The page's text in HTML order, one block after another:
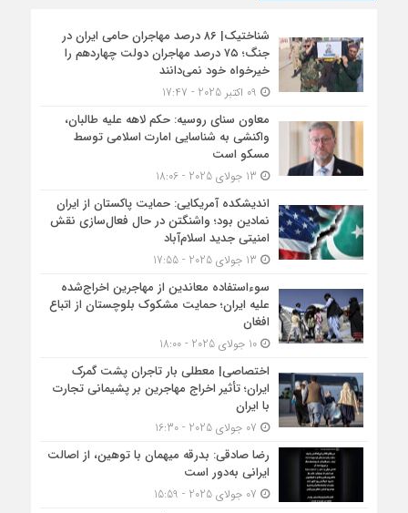
شناختیک| ۸۶ درصد مهاجران حامی ایران در
جنگ؛ ۷۵ درصد مهاجران دولت چهاردهم را
خیرخواه خود نمی‌دانند
معاون سنای روسیه: حکم لاهه علیه طالبان،
واکنشی به شناسایی امارت اسلامی توسط
مسکو است
اندیشکده آمریکایی: حمایت پاکستان از ایران
نمادین بود؛ واشنگتن در حال فعال‌سازی نقش
امنیتی جدید اسلام‌آباد
سوءاستفاده معاندین از مهاجرین اخراج‌شده
علیه ایران؛ حمایت مشکوک بلوچستان از اتباع
افغان
10 جولای 2025 - 18:00
اختصاصی| معطلی بار تاجران پشت گمرک
ایران؛ تأثیر اخراج مهاجرین بر پشیمانی تجارت
با ایران
رضا صادقی: بدرقه میهمان با توهین، از اصالت
ایرانی به‌دور است